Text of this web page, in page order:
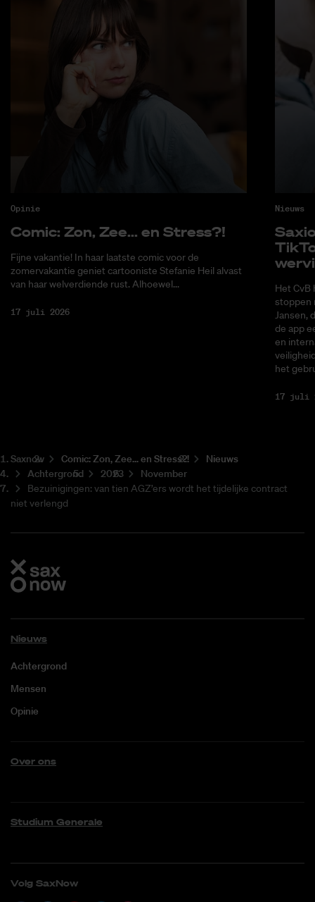
Opinie
Co­mic: Zon, Zee... en Stress?!
Fijne vakantie! In haar laatste comic voor de
zomervakantie geniet cartooniste Stefanie Heil alvast
van haar welverdiende rust. Alhoewel...
17 juli 2026
Nieuws
Het CvB
stoppen
Jansen,
de app
en
het
17 juli
Saxnow Co­mic: Zon, Zee... en Stress?!
Nieuws
Achtergrond
2023
November
Bezuinigingen: van tien AGZ’ers wordt het tijdelijke contract
niet verlengd
Nieuws
Achtergrond
Mensen
Opinie
Over ons
Studium Generale
Volg SaxNow